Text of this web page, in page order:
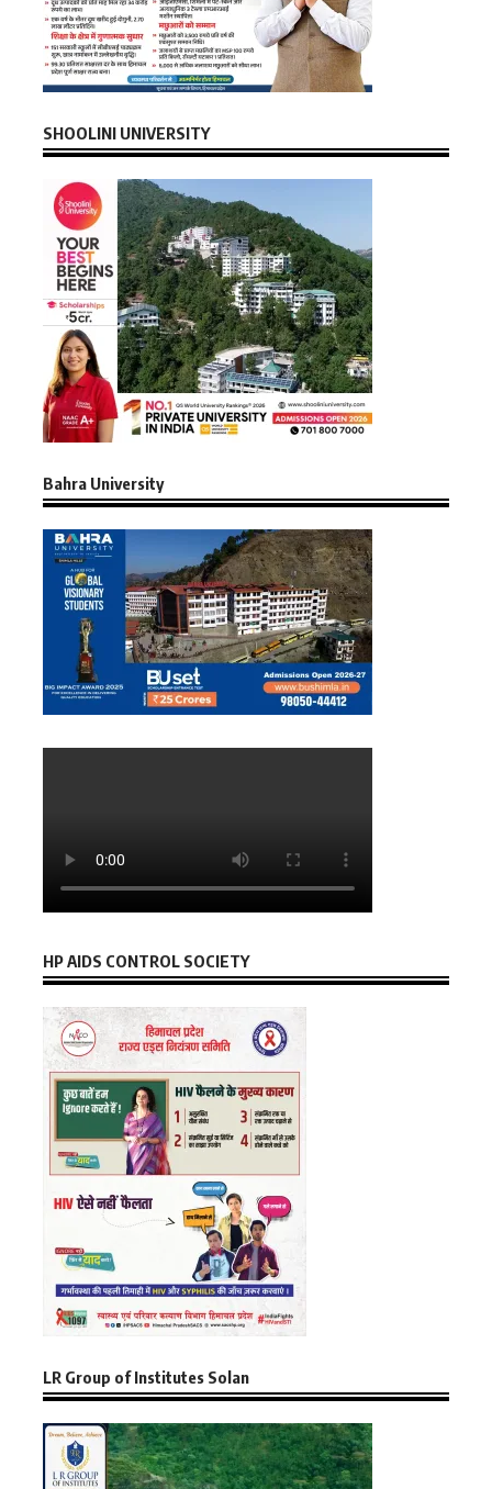
SHOOLINI UNIVERSITY
Bahra University
HP AIDS CONTROL SOCIETY
LR Group of Institutes Solan